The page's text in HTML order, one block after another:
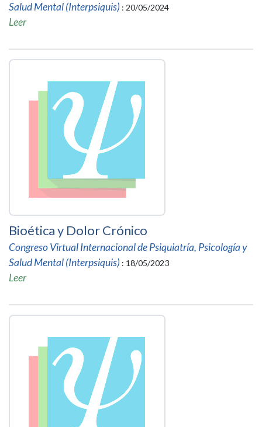
Salud Mental (Interpsiquis) : 20/05/2024
Leer
Bioética y Dolor Crónico
Congreso Virtual Internacional de Psiquiatría, Psicología y
Salud Mental (Interpsiquis) : 18/05/2023
Leer